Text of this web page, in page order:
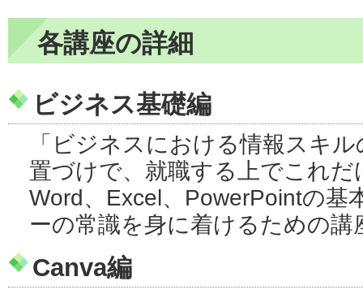
各講座の詳細
ビジネス基礎編
「ビジネスにおける情報スキ
置づけで、就職する上でこれ
Word、Excel、PowerPointの基
ーの常識を身に着けるための講
Canva編